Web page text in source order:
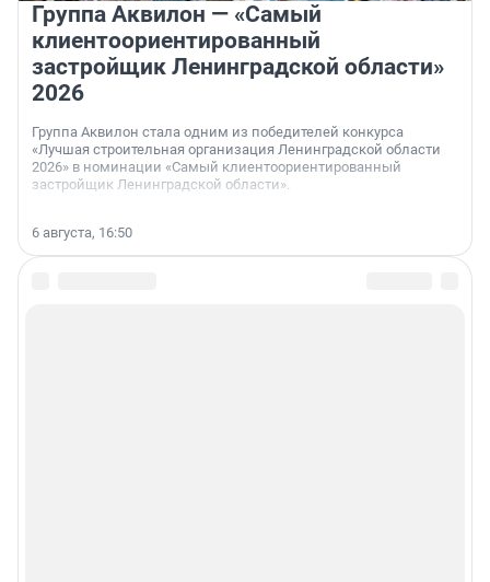
Группа Аквилон — «Самый
клиентоориентированный
застройщик Ленинградской области»
2026
Группа Аквилон стала одним из победителей конкурса
«Лучшая строительная организация Ленинградской области
2026» в номинации «Самый клиентоориентированный
застройщик Ленинградской области».
6 августа, 16:50